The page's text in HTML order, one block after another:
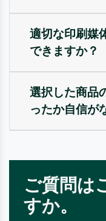
適切な印刷媒
できますか？
選択した商品
ったか自信が
ご質問は
すか。